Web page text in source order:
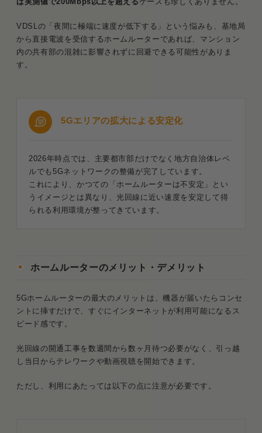
VDSLの「夜間に極端に速度が低下する」という悩みも、基地局
から直接電波を受信するホームルーターであれば、マンション
内の共有部の混雑に影響されずに回避できる可能性がありま
す。
5Gエリアの拡大による安定化
2026年時点では、主要都市部だけでなく地方自治体レベ
ルでも5Gネットワークの整備が完了しています。
これにより、かつての「ホームルーターは不安定」とい
うイメージとは異なり、光回線に近い速度を安定して得
られる利用環境が整ってきています。
ホームルーターのメリット・デメリット
5Gホームルーターの最大のメリットは、機器が届いたらコンセ
ントに挿すだけで、すぐにインターネットが利用可能になるス
ピード感です。
光回線の開通工事を数週間から数ヶ月待つ必要がなく、引っ越
し当日からテレワークや動画視聴を開始できます。
ただし、利用にあたっては以下の点に注意が必要です。